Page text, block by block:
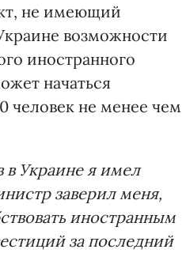
не имеющий
возможности
иностранного
начаться
человек не менее чем
в Украине я имел
заверил меня,
иностранным
за последний